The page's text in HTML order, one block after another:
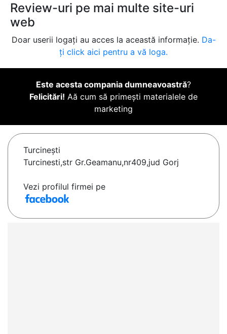
Review-uri pe mai multe site-uri
web
Doar userii logați au acces la această informație. Da-
ți click aici pentru a vă loga.
Este acesta compania dumneavoastră?
Felicitări! Aă cum să primești materialele de
marketing
Turcineşti
Turcinesti,str Gr.Geamanu,nr409,jud Gorj
Vezi profilul firmei pe